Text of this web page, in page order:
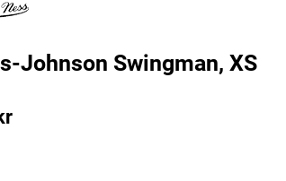
Johnson Swingman, XS